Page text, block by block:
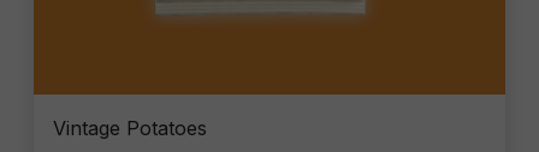
Vintage Potatoes